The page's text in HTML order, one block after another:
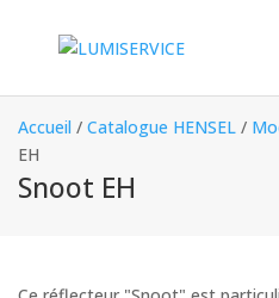
Accueil / Catalogue HENSEL /
EH
Snoot EH